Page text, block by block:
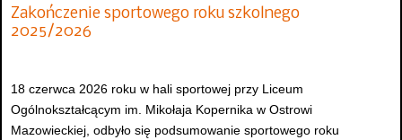
Zakończenie sportowego roku szkolnego
2025/2026
18 czerwca 2026 roku w hali sportowej przy Liceum
Ogólnokształcącym im. Mikołaja Kopernika w Ostrowi
Mazowieckiej, odbyło się podsumowanie sportowego roku